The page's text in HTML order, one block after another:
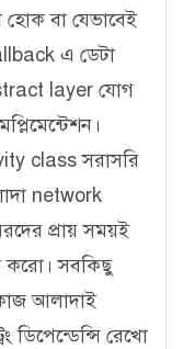
হোক বা যেভাবেই
এ ডেটা
layer যোগ
class সরাসরি
network
প্রায় সময়ই
করো। সবকিছু
আলাদাই
ডিপেন্ডেন্সি রেখো